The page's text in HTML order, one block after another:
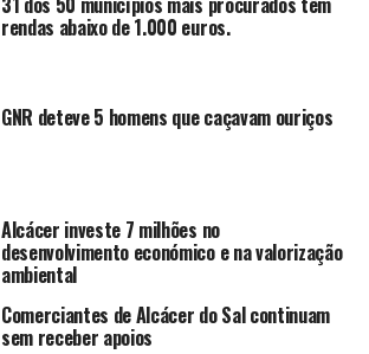
rendas abaixo de 1.000 euros.
GNR deteve 5 homens que caçavam ouriços
Alcácer investe 7 milhões no
desenvolvimento económico e na valorização
ambiental
Comerciantes de Alcácer do Sal continuam
sem receber apoios